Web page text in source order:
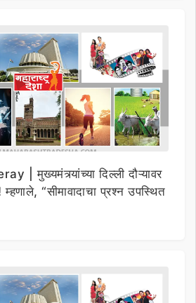
| मुख्यमंत्र्यांच्या दिल्ली दौऱ्यावर
“सीमावादाचा प्रश्न उपस्थित